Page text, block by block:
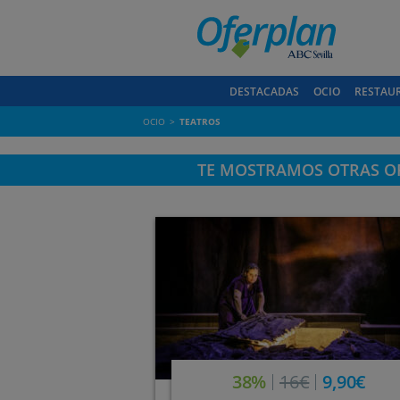
DESTACADAS OCIO
OCIO TEATROS
TE MOSTRAMOS OTRAS
38% 16€ 9,90€